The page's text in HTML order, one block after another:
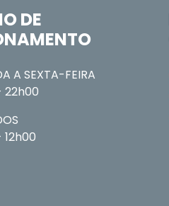
DE
A SEXTA-FEIRA
22h00